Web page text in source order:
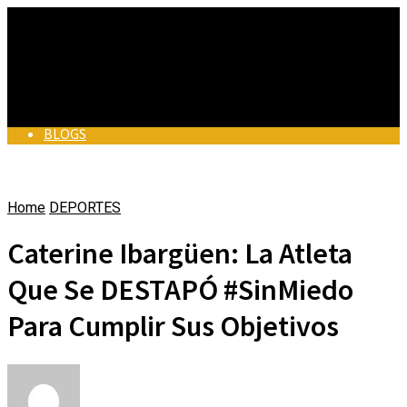
BLOGS
BUEN PERIODISMO
EN MUNICIPIOS
BUEN PERIODISMO
EN MUNICIPIOS
ALCALDES DE COLOMBIA
Home DEPORTES
Caterine Ibargüen: La Atleta
Que Se DESTAPÓ #SinMiedo
Para Cumplir Sus Objetivos